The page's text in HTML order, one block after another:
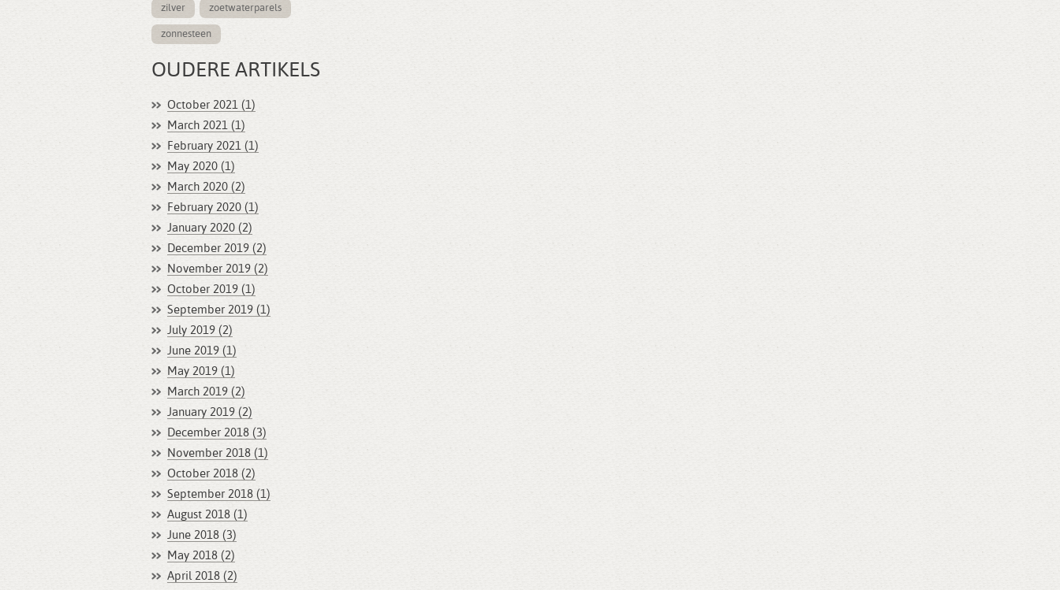
zilver zoetwaterparels
zonnesteen
OUDERE ARTIKELS
October 2021 (1)
March 2021 (1)
February 2021 (1)
May 2020 (1)
March 2020 (2)
February 2020 (1)
January 2020 (2)
December 2019 (2)
November 2019 (2)
October 2019 (1)
September 2019 (1)
July 2019 (2)
June 2019 (1)
May 2019 (1)
March 2019 (2)
January 2019 (2)
December 2018 (3)
November 2018 (1)
October 2018 (2)
September 2018 (1)
August 2018 (1)
June 2018 (3)
May 2018 (2)
April 2018 (2)